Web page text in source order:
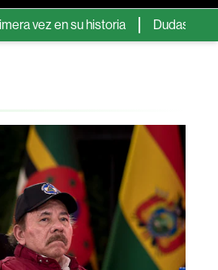
historia Dudas sobre el